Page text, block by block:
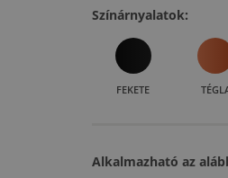
Színárnyalatok:
FEKETE
Alkalmazható az